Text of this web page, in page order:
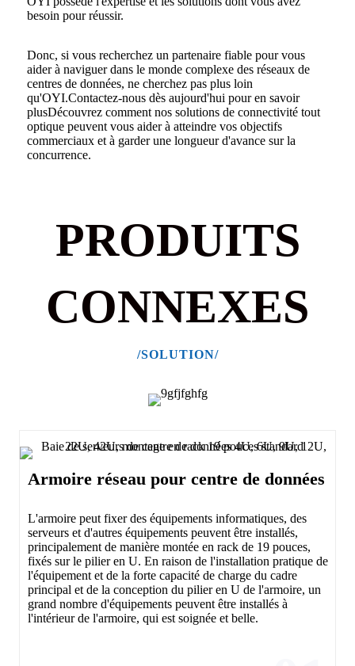
besoin pour réussir.
Donc, si vous recherchez un partenaire fiable pour vous
aider à naviguer dans le monde complexe des réseaux de
centres de données, ne cherchez pas plus loin
qu'OYI.Contactez-nous dès aujourd'hui pour en savoir
plusDécouvrez comment nos solutions de connectivité tout
optique peuvent vous aider à atteindre vos objectifs
commerciaux et à garder une longueur d'avance sur la
concurrence.
PRODUITS
CONNEXES
/SOLUTION/
Armoire réseau pour centre de données
L'armoire peut fixer des équipements informatiques, des
serveurs et d'autres équipements peuvent être installés,
principalement de manière montée en rack de 19 pouces,
fixés sur le pilier en U. En raison de l'installation pratique de
l'équipement et de la forte capacité de charge du cadre
principal et de la conception du pilier en U de l'armoire, un
grand nombre d'équipements peuvent être installés à
l'intérieur de l'armoire, qui est soignée et belle.